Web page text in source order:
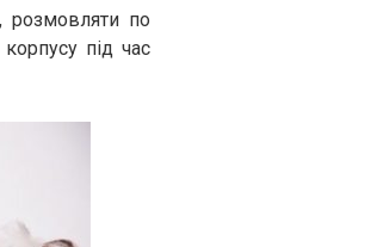
розмовляти по
під час